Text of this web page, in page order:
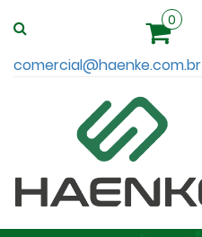
0
comercial@haenke.com.br